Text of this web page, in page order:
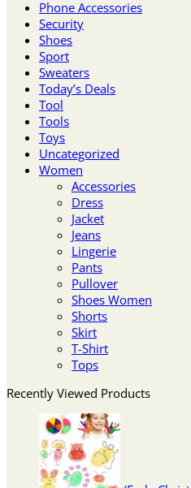
Phone Accessories
Security
Shoes
Sport
Sweaters
Today’s Deals
Tool
Tools
Toys
Uncategorized
Women
Accessories
Dress
Jacket
Jeans
Lingerie
Pants
Pullover
Shoes Women
Shorts
Skirt
T-Shirt
Tops
Recently Viewed Products